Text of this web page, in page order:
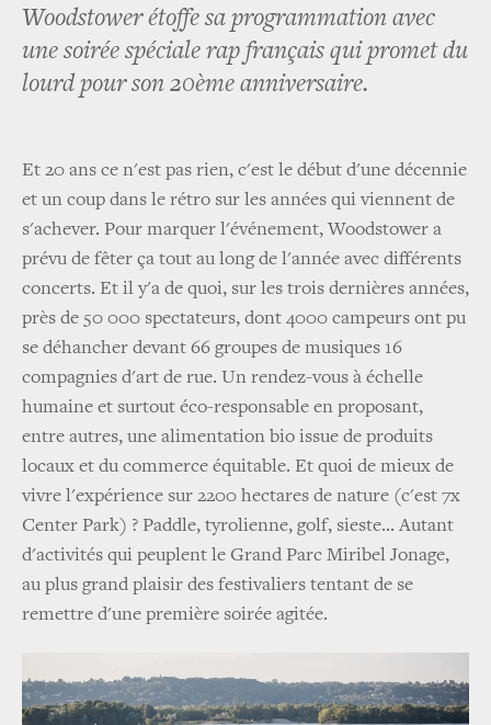
Woodstower étoffe sa programmation avec
une soirée spéciale rap français qui promet du
lourd pour son 20ème anniversaire.
Et 20 ans ce n'est pas rien, c'est le début d'une décennie
et un coup dans le rétro sur les années qui viennent de
s'achever. Pour marquer l'événement, Woodstower a
prévu de fêter ça tout au long de l'année avec différents
concerts. Et il y'a de quoi, sur les trois dernières années,
près de 50 000 spectateurs, dont 4000 campeurs ont pu
se déhancher devant 66 groupes de musiques 16
compagnies d'art de rue. Un rendez-vous à échelle
humaine et surtout éco-responsable en proposant,
entre autres, une alimentation bio issue de produits
locaux et du commerce équitable. Et quoi de mieux de
vivre l'expérience sur 2200 hectares de nature (c'est 7x
Center Park) ? Paddle, tyrolienne, golf, sieste... Autant
d'activités qui peuplent le Grand Parc Miribel Jonage,
au plus grand plaisir des festivaliers tentant de se
remettre d'une première soirée agitée.